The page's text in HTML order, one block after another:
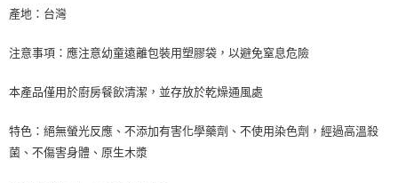
產地：台灣
注意事項：應注意幼童遠離包裝用塑膠袋，以避免窒息危險
本產品僅用於廚房餐飲清潔，並存放於乾燥通風處
特色：絕無螢光反應、不添加有害化學藥劑、不使用染色劑，經過高溫殺
菌、不傷害身體、原生木漿